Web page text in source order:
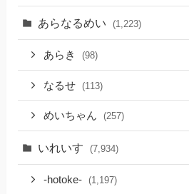
あらなるめい (1,223)
あらき (98)
なるせ (113)
めいちゃん (257)
いれいす (7,934)
-hotoke- (1,197)